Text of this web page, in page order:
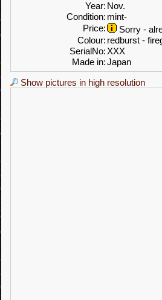
Year: Nov.
Condition: mint-
Price:
Sorry -
Colour: redburst -
SerialNo:XXX
Made in:Japan
Show pictures in high resolution